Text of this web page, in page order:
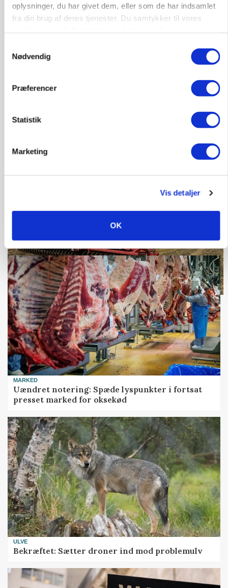
oplysninger, du har givet dem, eller som de har indsamlet
fra din brug af deres tjenester. Du samtykker til vores
Nødvendig
Præferencer
Statistik
Marketing
Vis detaljer
OK
Før såmaskinen kører: Her er efterårets største
Annonce
Loading...
MARKED
Uændret notering: Spæde lyspunkter i fortsat
presset marked for oksekød
ULVE
Bekræftet: Sætter droner ind mod problemulv